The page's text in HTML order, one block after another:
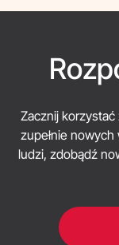
Zacznij
zupełnie
ludzi, zdobądź